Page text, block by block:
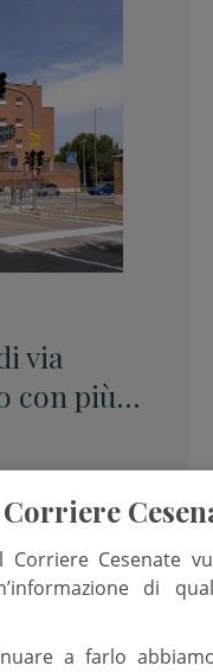
via
con più
Corriere
Corriere Cesenate
di
a farlo